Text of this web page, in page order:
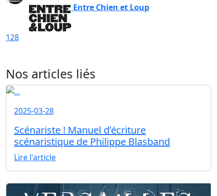
Entre Chien et Loup
128
Nos articles liés
2025-03-28
Scénariste ! Manuel d’écriture
scénaristique de Philippe Blasband
Lire l'article